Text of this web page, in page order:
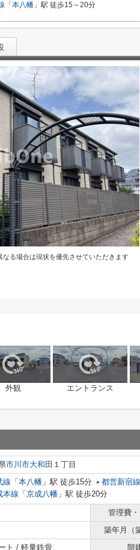
「 本八幡 」駅 徒歩15～20分
る場合は現状を優先させていただきます
外観 エントランス
市川市大和田 １丁目
線 「 本八幡 」駅 徒歩15分 都営新宿線
本線 「 京成八幡 」駅 徒歩20分
管理費
築年月（
ト / 軽量鉄骨 階